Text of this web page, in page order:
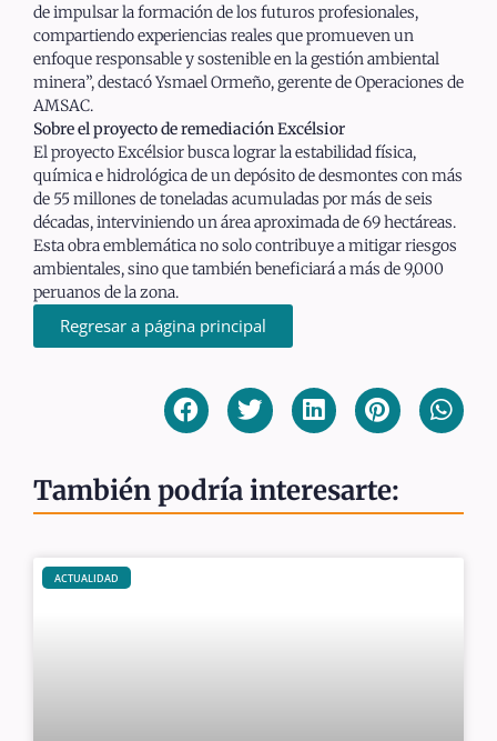
de impulsar la formación de los futuros profesionales,
compartiendo experiencias reales que promueven un
enfoque responsable y sostenible en la gestión ambiental
minera”, destacó Ysmael Ormeño, gerente de Operaciones de
AMSAC.
Sobre el proyecto de remediación Excélsior
El proyecto Excélsior busca lograr la estabilidad física,
química e hidrológica de un depósito de desmontes con más
de 55 millones de toneladas acumuladas por más de seis
décadas, interviniendo un área aproximada de 69 hectáreas.
Esta obra emblemática no solo contribuye a mitigar riesgos
ambientales, sino que también beneficiará a más de 9,000
peruanos de la zona.
Regresar a página principal
También podría interesarte:
ACTUALIDAD